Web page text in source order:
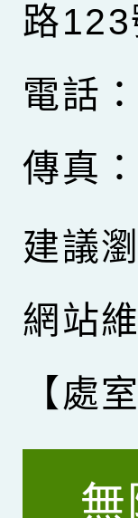
路123
電話
傳真
建議
網站
【處